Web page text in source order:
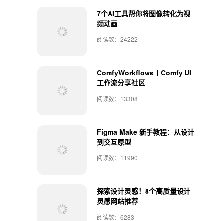
7个AI工具帮你将图像转化为视
频动画
阅读数：24222
ComfyWorkflows丨Comfy UI
工作流分享社区
阅读数：13308
Figma Make 新手教程：从设计
到交互原型
阅读数：11990
探索设计灵感！8个高质量设计
灵感网站推荐
阅读数：6283